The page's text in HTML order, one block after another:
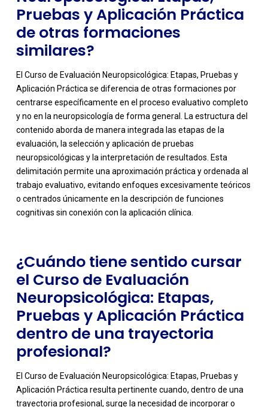
Pruebas y Aplicación Práctica
de otras formaciones
similares?
El Curso de Evaluación Neuropsicológica: Etapas, Pruebas y
Aplicación Práctica se diferencia de otras formaciones por
centrarse específicamente en el proceso evaluativo completo
y no en la neuropsicología de forma general. La estructura del
contenido aborda de manera integrada las etapas de la
evaluación, la selección y aplicación de pruebas
neuropsicológicas y la interpretación de resultados. Esta
delimitación permite una aproximación práctica y ordenada al
trabajo evaluativo, evitando enfoques excesivamente teóricos
o centrados únicamente en la descripción de funciones
cognitivas sin conexión con la aplicación clínica.
-
¿Cuándo tiene sentido cursar
el Curso de Evaluación
Neuropsicológica: Etapas,
Pruebas y Aplicación Práctica
dentro de una trayectoria
profesional?
El Curso de Evaluación Neuropsicológica: Etapas, Pruebas y
Aplicación Práctica resulta pertinente cuando, dentro de una
trayectoria profesional, surge la necesidad de incorporar o